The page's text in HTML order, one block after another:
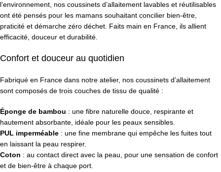
l’environnement, nos coussinets d’allaitement lavables et réutilisables
ont été pensés pour les mamans souhaitant concilier bien-être,
praticité et démarche zéro déchet. Faits main en France, ils allient
efficacité, douceur et durabilité.
Confort et douceur au quotidien
Fabriqué en France dans notre atelier, nos coussinets d’allaitement
sont composés de trois couches de tissu de qualité :
Éponge de bambou : une fibre naturelle douce, respirante et
hautement absorbante, idéale pour les peaux sensibles.
PUL imperméable : une fine membrane qui empêche les fuites tout
en laissant la peau respirer.
Coton : au contact direct avec la peau, pour une sensation de confort
et de bien-être à chaque port.